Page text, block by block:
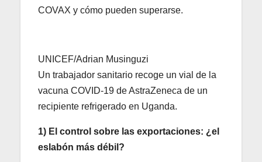
COVAX y cómo pueden superarse.
UNICEF/Adrian Musinguzi
Un trabajador sanitario recoge un vial de la
vacuna COVID-19 de AstraZeneca de un
recipiente refrigerado en Uganda.
1) El control sobre las exportaciones: ¿el
eslabón más débil?